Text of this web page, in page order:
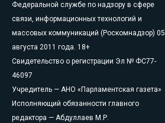
Федеральной службе по надзору в сфере
связи, информационных технологий и
массовых коммуникаций (Роскомнадзор) 05
августа 2011 года. 18+
Свидетельство о регистрации Эл № ФС77-
46097
Учредитель — АНО «Парламентская газета»
Исполняющий обязанности главного
редактора — Абдуллаев М.Р.